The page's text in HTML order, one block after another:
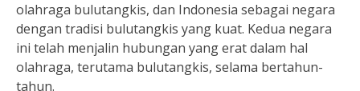
olahraga bulutangkis, dan Indonesia sebagai negara
dengan tradisi bulutangkis yang kuat. Kedua negara
ini telah menjalin hubungan yang erat dalam hal
olahraga, terutama bulutangkis, selama bertahun-
tahun.